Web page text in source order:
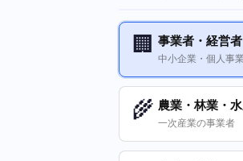
🏢 事業者・経営者
中小企業・個人事
🌾 農業・林業・
一次産業の事業者